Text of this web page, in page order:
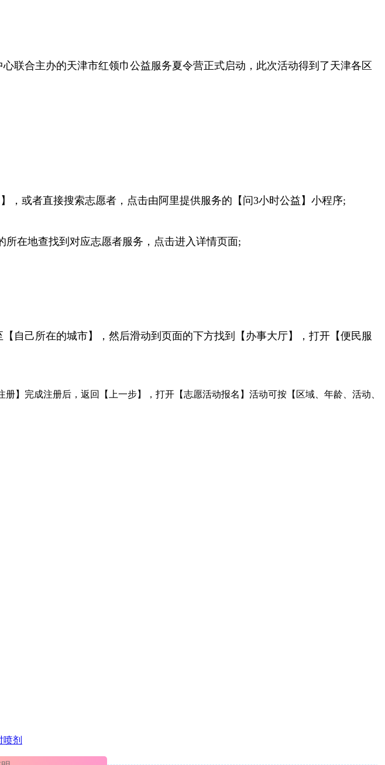
联合主办的天津市红领巾公益服务夏令营正式启动，此次活动得到了天津各区
，或者直接搜索志愿者，点击由阿里提供服务的【问3小时公益】小程序;
在地查找到对应志愿者服务，点击进入详情页面;
自己所在的城市】，然后滑动到页面的下方找到【办事大厅】，打开【便民服
】完成注册后，返回【上一步】，打开【志愿活动报名】活动可按【区域、年龄、活动、
剂